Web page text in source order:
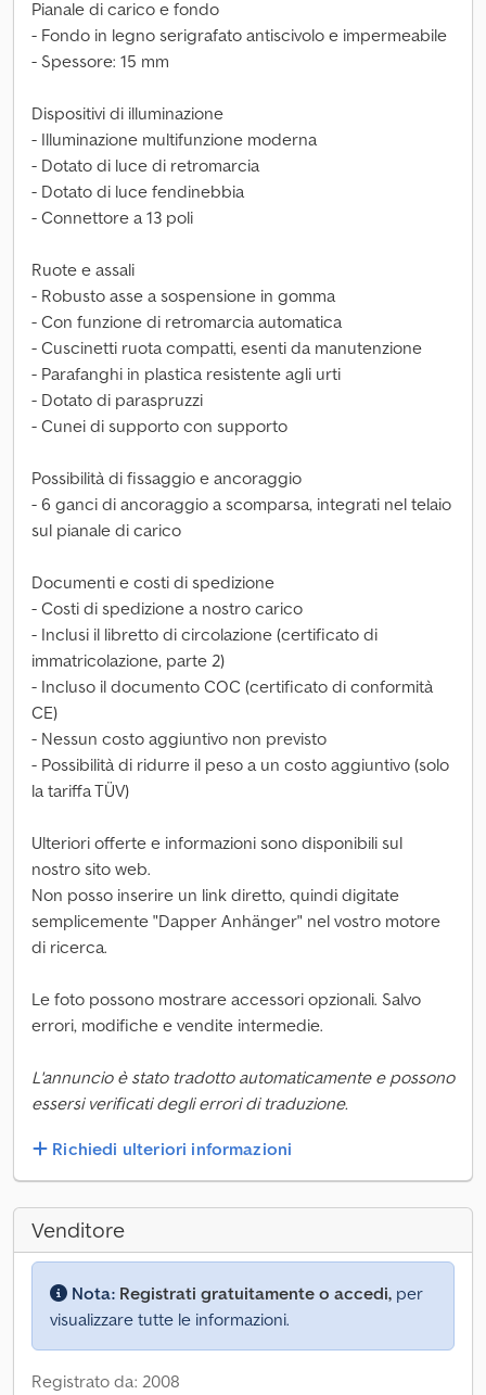
Pianale di carico e fondo
- Fondo in legno serigrafato antiscivolo e impermeabile
- Spessore: 15 mm
Dispositivi di illuminazione
- Illuminazione multifunzione moderna
- Dotato di luce di retromarcia
- Dotato di luce fendinebbia
- Connettore a 13 poli
Ruote e assali
- Robusto asse a sospensione in gomma
- Con funzione di retromarcia automatica
- Cuscinetti ruota compatti, esenti da manutenzione
- Parafanghi in plastica resistente agli urti
- Dotato di paraspruzzi
- Cunei di supporto con supporto
Possibilità di fissaggio e ancoraggio
- 6 ganci di ancoraggio a scomparsa, integrati nel telaio
sul pianale di carico
Documenti e costi di spedizione
- Costi di spedizione a nostro carico
- Inclusi il libretto di circolazione (certificato di
immatricolazione, parte 2)
- Incluso il documento COC (certificato di conformità
CE)
- Nessun costo aggiuntivo non previsto
- Possibilità di ridurre il peso a un costo aggiuntivo (solo
la tariffa TÜV)
Ulteriori offerte e informazioni sono disponibili sul
nostro sito web.
Non posso inserire un link diretto, quindi digitate
semplicemente "Dapper Anhänger" nel vostro motore
di ricerca.
Le foto possono mostrare accessori opzionali. Salvo
errori, modifiche e vendite intermedie.
L'annuncio è stato tradotto automaticamente e possono
essersi verificati degli errori di traduzione.
Richiedi ulteriori informazioni
Venditore
Nota: Registrati gratuitamente o accedi, per
visualizzare tutte le informazioni.
Registrato da: 2008